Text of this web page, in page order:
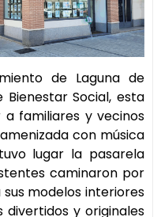
de Laguna de
Social, esta
familiares y vecinos
con música
lugar la pasarela
caminaron por
modelos interiores
y originales